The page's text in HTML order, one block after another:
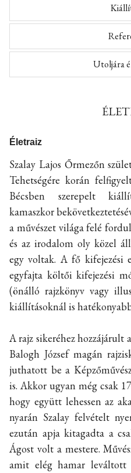
Utoljára
Életraiz
Szalay Lajos Őrmezőn
Tehetségére korán
Bécsben szerepelt
kamaszkor
a művészet világa felé
és az irodalom oly közel
egy voltak. A fő kifejezési
egyfajta költői kifejezési
(önálló rajzkönyv vagy
kiállításoknál is
A rajz sikeréhez hozzájárult
Balogh József magán
juthatott be a
is. Akkor ugyan még csak
hogy együtt lehessen az
nyarán Szalay felvételt
ezután apja kitagadta a
Ágost volt a mestere.
amit elég hamar leváltott